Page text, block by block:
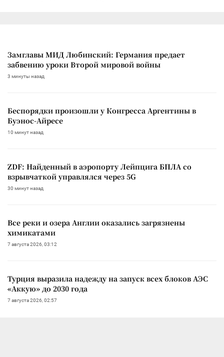
Замглавы МИД Любинский: Германия предает
забвению уроки Второй мировой войны
3 минуты назад
Беспорядки произошли у Конгресса Аргентины в
Буэнос-Айресе
10 минут назад
ZDF: Найденный в аэропорту Лейпцига БПЛА со
взрывчаткой управлялся через 5G
30 минут назад
Все реки и озера Англии оказались загрязнены
химикатами
7 августа 2026, 03:12
Турция выразила надежду на запуск всех блоков АЭС
«Аккую» до 2030 года
7 августа 2026, 02:57